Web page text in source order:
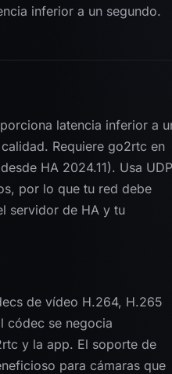
inferior a un segundo.
latencia inferior a
Requiere go2rtc en
HA 2024.11). Usa UDP
por lo que tu red debe
servidor de HA y tu
de vídeo H.264, H.265
códec se negocia
y la app. El soporte de
para cámaras que